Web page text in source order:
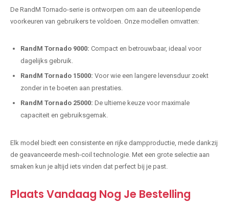
De RandM Tornado-serie is ontworpen om aan de uiteenlopende
voorkeuren van gebruikers te voldoen. Onze modellen omvatten:
RandM Tornado 9000: Compact en betrouwbaar, ideaal voor
dagelijks gebruik.
RandM Tornado 15000: Voor wie een langere levensduur zoekt
zonder in te boeten aan prestaties.
RandM Tornado 25000: De ultieme keuze voor maximale
capaciteit en gebruiksgemak.
Elk model biedt een consistente en rijke dampproductie, mede dankzij
de geavanceerde mesh-coil technologie. Met een grote selectie aan
smaken kun je altijd iets vinden dat perfect bij je past.
Plaats Vandaag Nog Je Bestelling